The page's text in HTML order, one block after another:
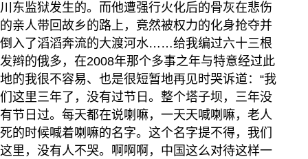
川东监狱发生的。而他遭强行火化后的骨灰在悲伤
的亲人带回故乡的路上，竟然被权力的化身抢夺并
倒入了滔滔奔流的大渡河水……给我编过六十三根
发辫的俄多，在2008年那个多事之年与特意经过此
地的我很不容易、也是很短暂地再见时哭诉道：“我
们这里三年了，没有过节日。整个塔子坝，三年没
有节日过。每天都在说喇嘛，一天天喊喇嘛，老人
死的时候喊着喇嘛的名字。这个名字提不得，我们
这里，没有人不哭。啊啊啊，中国这么对待这样一